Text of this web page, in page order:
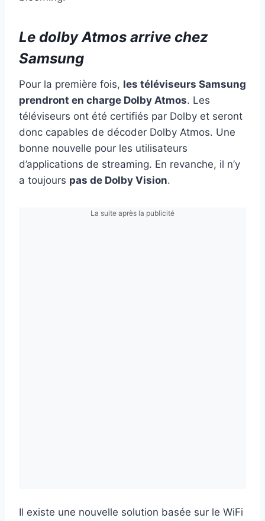
Le dolby Atmos arrive chez
Samsung
Pour la première fois, les téléviseurs Samsung
prendront en charge Dolby Atmos. Les
téléviseurs ont été certifiés par Dolby et seront
donc capables de décoder Dolby Atmos. Une
bonne nouvelle pour les utilisateurs
d’applications de streaming. En revanche, il n’y
a toujours pas de Dolby Vision.
La suite après la publicité
Il existe une nouvelle solution basée sur le WiFi